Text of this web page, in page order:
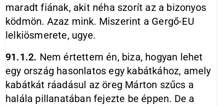
maradt fiának, akit néha szorít az a bizonyos
ködmön. Azaz mink. Miszerint a Gergő-EU
lelkiösmerete, ugye.
91.1.2. Nem értettem én, biza, hogyan lehet
egy ország hasonlatos egy kabátkához, amely
kabátkát ráadásul az öreg Márton szűcs a
halála pillanatában fejezte be éppen. De a